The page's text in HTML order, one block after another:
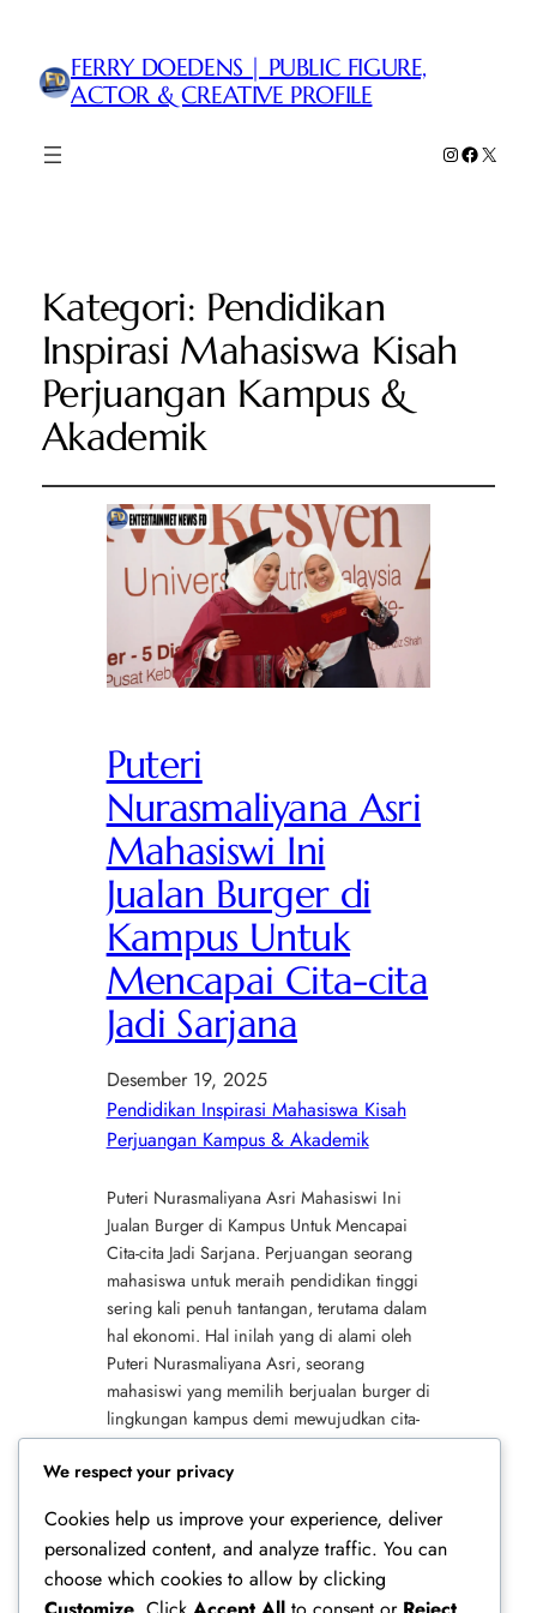
FERRY DOEDENS | PUBLIC FIGURE,
ACTOR & CREATIVE PROFILE
Instagram
Facebook
X
Kategori: Pendidikan
Inspirasi Mahasiswa Kisah
Perjuangan Kampus &
Akademik
Puteri
Nurasmaliyana Asri
Mahasiswi Ini
Jualan Burger di
Kampus Untuk
Mencapai Cita-cita
Jadi Sarjana
Desember 19, 2025
Pendidikan Inspirasi Mahasiswa Kisah
Perjuangan Kampus & Akademik
Puteri Nurasmaliyana Asri Mahasiswi Ini
Jualan Burger di Kampus Untuk Mencapai
Cita-cita Jadi Sarjana. Perjuangan seorang
mahasiswa untuk meraih pendidikan tinggi
sering kali penuh tantangan, terutama dalam
hal ekonomi. Hal inilah yang di alami oleh
Puteri Nurasmaliyana Asri, seorang
mahasiswi yang memilih berjualan burger di
lingkungan kampus demi mewujudkan cita-
citanya menjadi seorang sarjana. Kisahnya
menjadi…
We respect your privacy
Cookies help us improve your experience, deliver
personalized content, and analyze traffic. You can
choose which cookies to allow by clicking